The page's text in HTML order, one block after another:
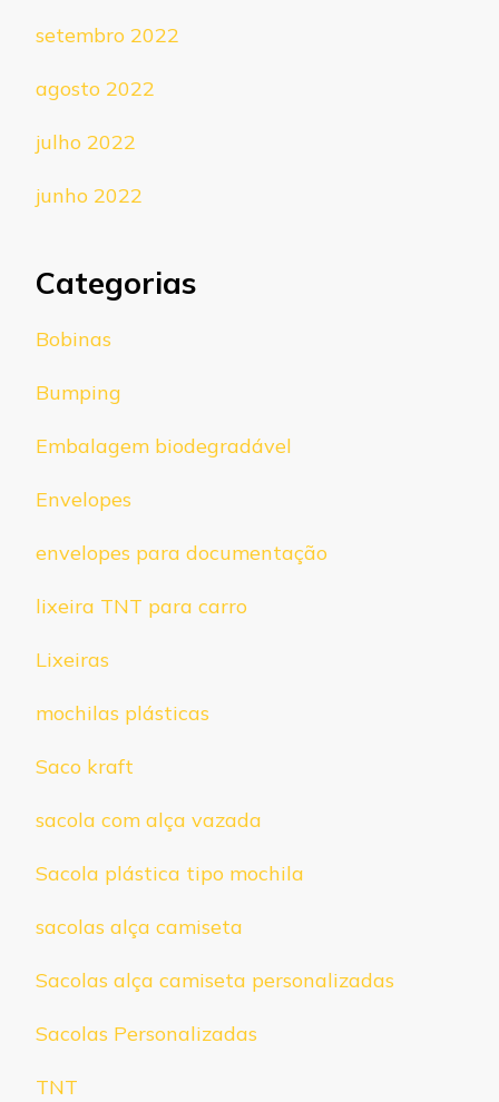
setembro 2022
agosto 2022
julho 2022
junho 2022
Categorias
Bobinas
Bumping
Embalagem biodegradável
Envelopes
envelopes para documentação
lixeira TNT para carro
Lixeiras
mochilas plásticas
Saco kraft
sacola com alça vazada
Sacola plástica tipo mochila
sacolas alça camiseta
Sacolas alça camiseta personalizadas
Sacolas Personalizadas
TNT